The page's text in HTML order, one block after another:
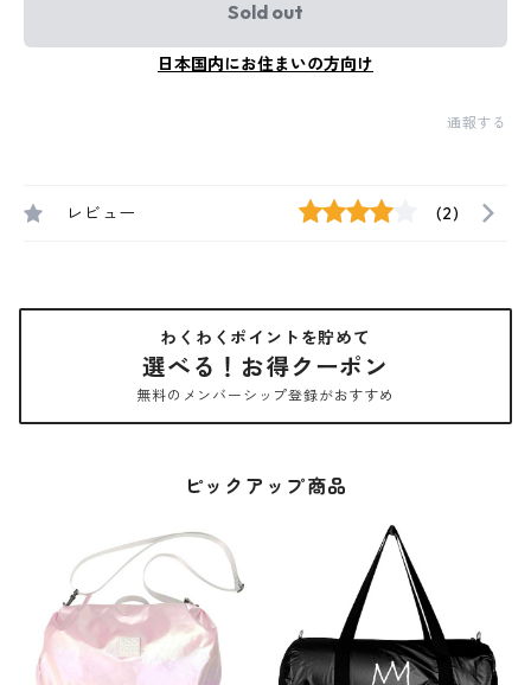
Sold out
日本国内にお住まいの方向け
通報する
レビュー (2)
わくわくポイントを貯めて
選べる！お得クーポン
無料のメンバーシップ登録がおすすめ
ピックアップ商品